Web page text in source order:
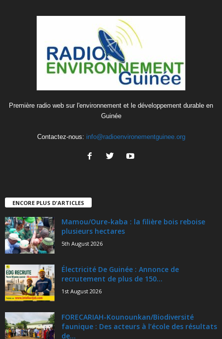
Première radio web sur l'environnement et le développement durable en
Guinée
Contactez-nous: info@radioenvironementguinee.org
ENCORE PLUS D'ARTICLES
Mamou/Oure-kaba : la filière bois reboise
plusieurs hectares
5th August 2026
Électricité De Guinée : Annonce de
recrutement de plus de 150...
1st August 2026
FORECARIAH-Kounounkan/Biodiversité
faunique : Des acteurs à l’école des résultats
de...